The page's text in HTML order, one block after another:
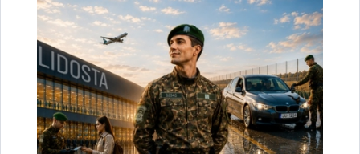
Drukāt lapu
Dalīties